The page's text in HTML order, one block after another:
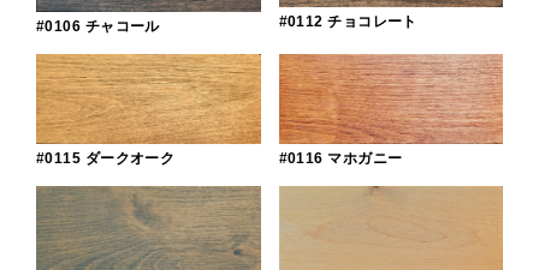
#0106 チャコール #0112 チョコレート
#0115 ダークオーク #0116 マホガニー